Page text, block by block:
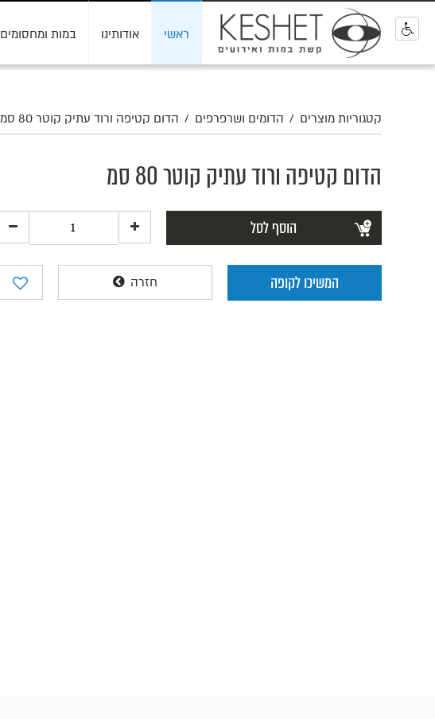
ראשי אודותינו במות ומחסומים
קטגוריות מוצרים / הדומים ושרפרפים / הדום קטיפה ורוד עתיק קוטר 80 סמ
הדום קטיפה ורוד עתיק קוטר 80 סמ
הוסף לסל
המשיכו לקופה חזרה